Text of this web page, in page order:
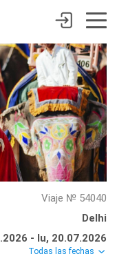
Viaje № 54040
Delhi
- lu, 20.07.2026
Todas las fechas